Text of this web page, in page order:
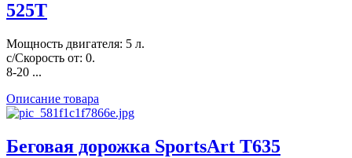
525T
Мощность двигателя: 5 л.
с/Скорость от: 0.
8-20 ...
Описание товара
Беговая дорожка SportsArt T635